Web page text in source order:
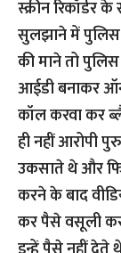
स्क्रीन रिकॉर्डर
सुलझाने में पुलिस
की माने तो
आईडी बनाकर
कॉल करवा कर
ही नहीं आरोपी
उकसाते थे और
करने के बाद
कर पैसे वसूली